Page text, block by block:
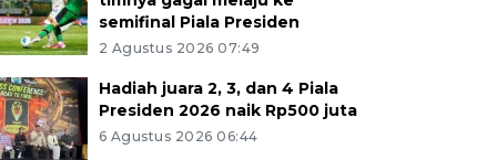
semifinal Piala Presiden
2 Agustus 2026 07:49
Hadiah juara 2, 3, dan 4 Piala
Presiden 2026 naik Rp500 juta
6 Agustus 2026 06:44